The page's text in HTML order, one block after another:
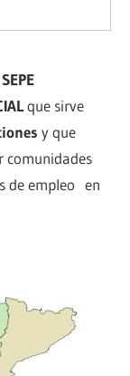
que sirve
y que
comunidades
de empleo en